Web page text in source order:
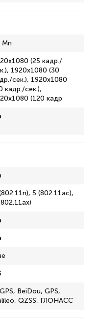
Мп
(25 кадр./
1920x1080 (30
сек.), 1920x1080
кадр./сек.),
(120 кадр
5 (802.11ac),
BeiDou, GPS,
QZSS, ГЛОНАСС